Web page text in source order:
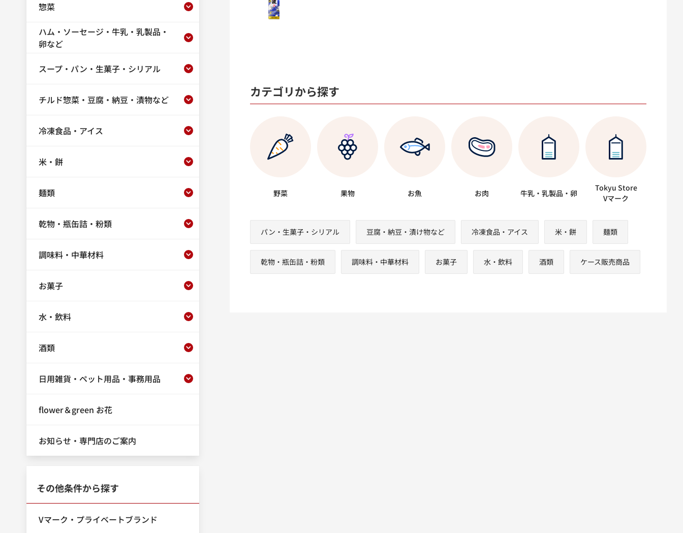
惣菜
ハム・ソーセージ・牛乳・乳製品・
卵など
スープ・パン・生菓子・シリアル
チルド惣菜・豆腐・納豆・漬物など
冷凍食品・アイス
米・餅
麺類
乾物・瓶缶詰・粉類
調味料・中華材料
お菓子
水・飲料
酒類
日用雑貨・ペット用品・事務用品
flower＆green お花
お知らせ・専門店のご案内
その他条件から探す
Vマーク・プライベートブランド
カテゴリから探す
野菜 果物 お魚 お肉 牛乳・乳製品・卵
Tokyu Store
Vマーク
パン・生菓子・シリアル 豆腐・納豆・漬け物など 冷凍食品・アイス 米・餅 麺類
乾物・瓶缶詰・粉類 調味料・中華材料 お菓子 水・飲料 酒類 ケース販売商品